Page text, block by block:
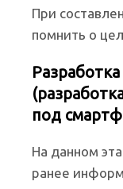
При
помнить о
под
На данном
ранее